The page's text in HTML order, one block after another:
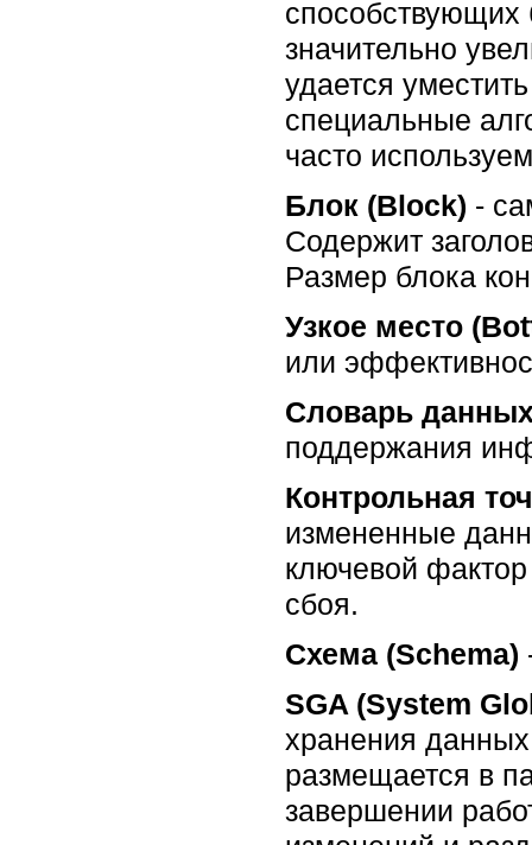
способствующих
значительно
удается
специальные
часто
Блок (Block) -
Содержит
Размер блока
Узкое место
или
Словарь
поддержания
Контрольная
измененные
ключевой
сбоя.
Схема (Schema)
SGA (System
хранения
размещается в
завершении